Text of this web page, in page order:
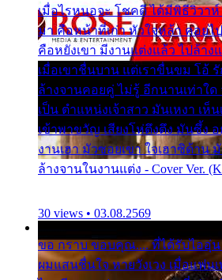
เมื่อไรหนอจะ โชคดี ได้มีพิธีวิวา
มา คือหน้าที่เก่า หัวใจหล้า คอยไ
คือหยังเขา มีงานแต่งแล้ว ไปล้าง
เมื่อเขาชื่นบาน แต่เราขื่นขม โอ้
ล้างจานคอยคู่ ไม่รู้ อีกนานเท่าใด
เป็น ตำแหน่งเจ้าสาว มันเหงา เ
เข้าพาขวัญ เสียงโห่ตึงตึง มันซึ้ง
งานเฮา มัวซอยเขา ใจเฮาซิด้าน
ล้างจานในงานแต่ง - Cover Ver.
30 views • 03.08.2569
ขอ กราบ ขอบคุณ.... ที่ได้รับไออุ่
ผมแสนชื่นใจ หายวังเวง เมื่อแฟน